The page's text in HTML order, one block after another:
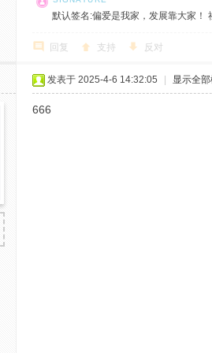
默认签名:偏爱是我家，发展靠大家！
回复 支持 反对
发表于 2025-4-6 14:32:05 显示全
666